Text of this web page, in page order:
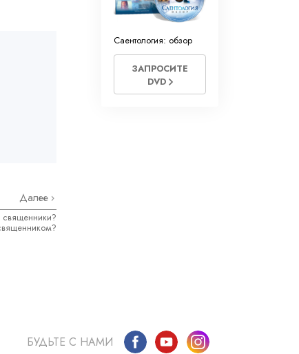
Далее
священники?
Саентология: обзор
ЗАПРОСИТЕ
DVD
БУДЬТЕ С НАМИ